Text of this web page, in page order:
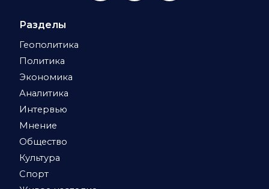
Разделы
Геополитика
Политика
Экономика
Аналитика
Интервью
Мнение
Общество
Культура
Спорт